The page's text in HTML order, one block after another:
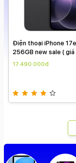
iPhone 16 plus 128G
18.200.000đ